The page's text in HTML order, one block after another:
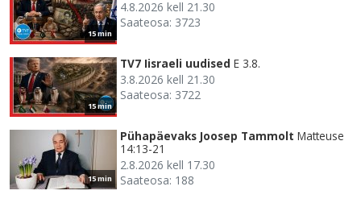
15 min
4.8.2026 kell 21.30
Saateosa: 3723
15 min
TV7 Iisraeli uudised E 3.8.
3.8.2026 kell 21.30
Saateosa: 3722
15 min
Pühapäevaks Joosep Tammolt Matteuse
14:13-21
2.8.2026 kell 17.30
Saateosa: 188